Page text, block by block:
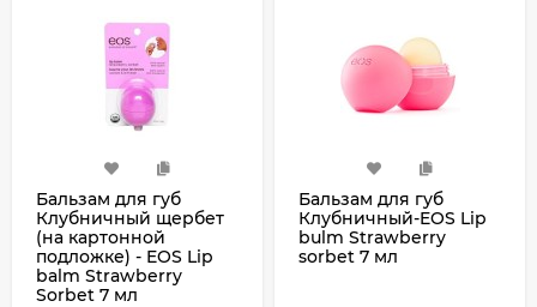
Бальзам для губ
Клубничный щербет
(на картонной
подложке) - EOS Lip
balm Strawberry
Sorbet 7 мл
Бальзам для губ
Клубничный-EOS Lip
bulm Strawberry
sorbet 7 мл